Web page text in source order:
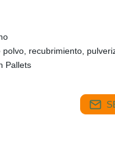
polvo, recubrimiento,
Pallets